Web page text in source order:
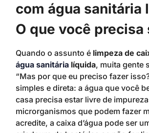
com água sanitária
O que você precisa
Quando o assunto é limpeza de
água sanitária líquida, muita gente
“Mas por que eu preciso fazer
simples e direta: a água que você
casa precisa estar livre de
microrganismos que podem fazer
acredite, a caixa d’água pode ser